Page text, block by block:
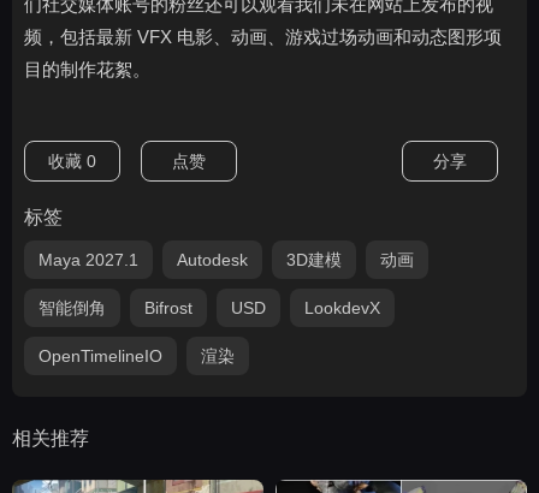
频，包括最新 VFX 电影、动画、游戏过场动画和动态图形项
目的制作花絮。
收藏 0 点赞 分享
标签
Maya 2027.1 Autodesk 3D建模 动画
智能倒角 Bifrost USD LookdevX
OpenTimelineIO 渲染
相关推荐